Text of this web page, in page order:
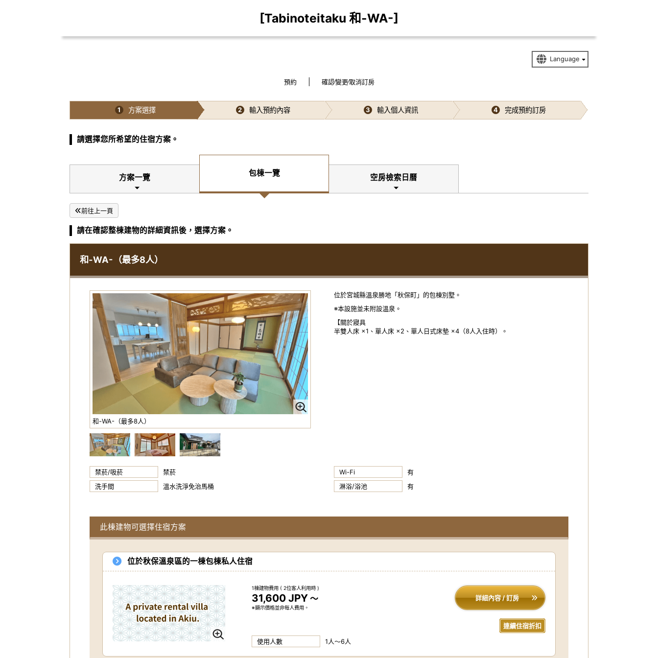
[Tabinoteitaku 和-WA-]
預約 確認∕變更∕取消訂房
1 方案選擇 2 輸入預約內容 3 輸入個人資訊 4 完成預約訂房
請選擇您所希望的住宿方案。
方案一覽 包棟一覽 空房檢索日曆
前往上一頁
請在確認整棟建物的詳細資訊後，選擇方案。
和-WA-（最多8人）
和-WA-（最多8人）
位於宮城縣溫泉勝地「秋保町」的包棟別墅。
※本設施並未附設溫泉。
【關於寢具
半雙人床 ×1、單人床 ×2、單人日式床墊 ×4（8人入住時）。
禁菸/吸菸 禁菸 Wi-Fi
有
洗手間
溫水洗淨免治馬桶 淋浴/浴池 有
此棟建物可選擇住宿方案
位於秋保溫泉區的一棟包棟私人住宿
1棟建物費用 ( 2位客人利用時 )
31,600 JPY ～
※顯示價格並非每人費用。
詳細內容 / 訂房
連續住宿折扣
使用人數
1人～6人